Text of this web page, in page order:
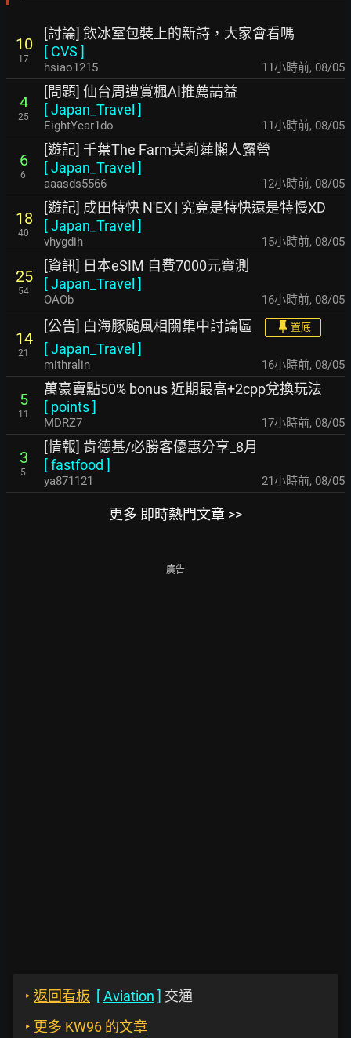
10
17
[討論] 飲冰室包裝上的新詩，大家會看嗎
[ CVS ]
hsiao1215 11小時前, 08/05
4
25
[問題] 仙台周遭賞楓AI推薦請益
[Japan_Travel ]
EightYear1do 11小時前, 08/05
6
6
[遊記] 千葉The Farm芙莉蓮懶人露營
[Japan_Travel ]
aaasds5566 12小時前, 08/05
18
40
[遊記] 成田特快 N'EX | 究竟是特快還是特慢XD
[Japan_Travel ]
vhygdih 15小時前, 08/05
25
54
[資訊] 日本eSIM 自費7000元實測
[Japan_Travel ]
OAOb 16小時前, 08/05
14
21
[公告] 白海豚颱風相關集中討論區 置底
[Japan_Travel ]
mithralin 16小時前, 08/05
5
11
萬豪賣點50% bonus 近期最高+2cpp兌換玩法
[ points]
MDRZ7 17小時前, 08/05
3
5
[情報] 肯德基/必勝客優惠分享_8月
[fastfood ]
ya871121 21小時前, 08/05
更多 即時熱門文章 >>
廣告
‣ 返回看板 [Aviation ] 交通
‣ 更多 KW96 的文章